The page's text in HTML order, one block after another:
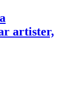
artister,